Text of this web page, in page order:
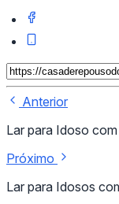
Anterior
Lar para Idoso
Próximo
Lar para Idosos